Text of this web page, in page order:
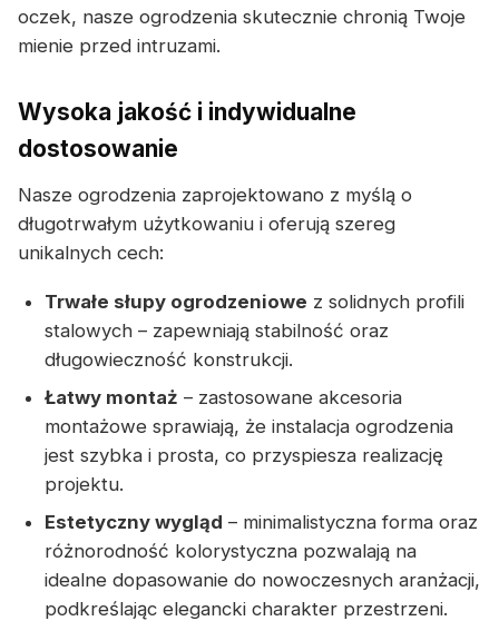
oczek, nasze ogrodzenia skutecznie chronią Twoje
mienie przed intruzami.
Wysoka jakość i indywidualne
dostosowanie
Nasze ogrodzenia zaprojektowano z myślą o
długotrwałym użytkowaniu i oferują szereg
unikalnych cech:
Trwałe słupy ogrodzeniowe z solidnych profili
stalowych – zapewniają stabilność oraz
długowieczność konstrukcji.
Łatwy montaż – zastosowane akcesoria
montażowe sprawiają, że instalacja ogrodzenia
jest szybka i prosta, co przyspiesza realizację
projektu.
Estetyczny wygląd – minimalistyczna forma oraz
różnorodność kolorystyczna pozwalają na
idealne dopasowanie do nowoczesnych aranżacji,
podkreślając elegancki charakter przestrzeni.